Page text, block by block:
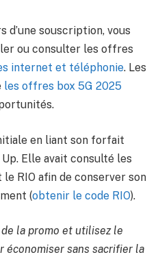
d’une souscription, vous
ou consulter les offres
internet et téléphonie. Les
les offres box 5G 2025
en liant son forfait
Elle avait consulté les
RIO afin de conserver son
(obtenir le code RIO).
la promo et utilisez le
économiser sans sacrifier la